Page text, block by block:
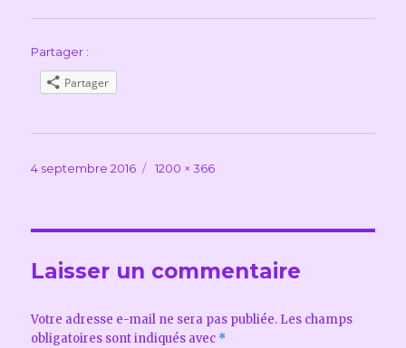
Partager :
Partager
Publié
4 septembre 2016
Taille
1200 × 366
Laisser un commentaire
Votre adresse e-mail ne sera pas publiée. Les champs
obligatoires sont indiqués avec *